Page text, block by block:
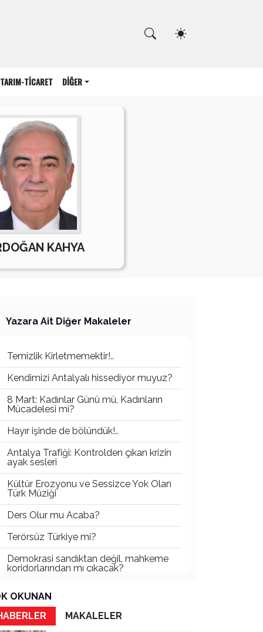
TARIM-TİCARET DİĞER
KAHYA
Yazara Ait Diğer Makaleler
Temizlik Kirletmemektir!..
Kendimizi Antalyalı hissediyor muyuz?
8 Mart: Kadınlar Günü mü, Kadınların
Mücadelesi mi?
Hayır işinde de bölündük!..
Antalya Trafiği: Kontrolden çıkan krizin
ayak sesleri
Kültür Erozyonu ve Sessizce Yok Olan
Türk Müziği
Ders Olur mu Acaba?
Terörsüz Türkiye mi?
Demokrasi sandıktan değil, mahkeme
koridorlarından mı çıkacak?
Gazetecinin kaderi!..
Turizmde Herşey Dahil Sistemi
tartışılmalı
OKUNAN
MAKALELER